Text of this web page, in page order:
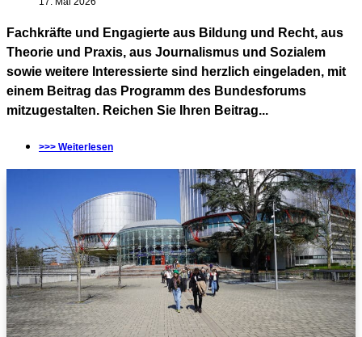
Fachkräfte und Engagierte aus Bildung und Recht, aus
Theorie und Praxis, aus Journalismus und Sozialem
sowie weitere Interessierte sind herzlich eingeladen, mit
einem Beitrag das Programm des Bundesforums
mitzugestalten. Reichen Sie Ihren Beitrag...
>>> Weiterlesen